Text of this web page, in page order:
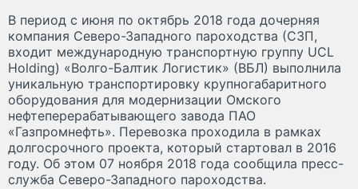
В период с июня по октябрь 2018 года дочерняя
компания Северо-Западного пароходства (СЗП,
входит международную транспортную группу UCL
Holding) «Волго-Балтик Логистик» (ВБЛ) выполнила
уникальную транспортировку крупногабаритного
оборудования для модернизации Омского
нефтеперерабатывающего завода ПАО
«Газпромнефть». Перевозка проходила в рамках
долгосрочного проекта, который стартовал в 2016
году. Об этом 07 ноября 2018 года сообщила пресс-
служба Северо-Западного пароходства.